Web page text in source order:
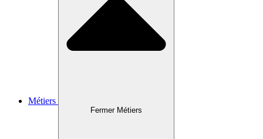
Métiers
Fermer Métiers